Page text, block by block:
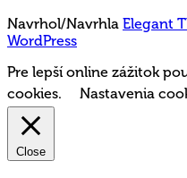
Navrhol/Navrhla Elegant
WordPress
Pre lepší online zážitok
cookies.
Nastavenia
Close